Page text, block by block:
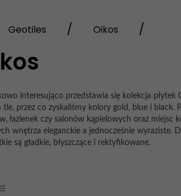
Geotiles Oikos
interesująco przedstawia się kolekcja płytek
tle, przez co zyskaliśmy kolory gold, blue i black.
łazienek czy salonów kąpielowych oraz
wnętrza eleganckie a jednocześnie
są gładkie, błyszczące i rektyfikowane.